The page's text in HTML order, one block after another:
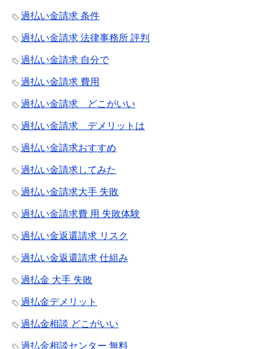
過払い金請求 条件
過払い金請求 法律事務所 評判
過払い金請求 自分で
過払い金請求 費用
過払い金請求 どこがいい
過払い金請求 デメリットは
過払い金請求おすすめ
過払い金請求してみた
過払い金請求大手 失敗
過払い金請求費 用 失敗体験
過払い金返還請求 リスク
過払い金返還請求 仕組み
過払金 大手 失敗
過払金デメリット
過払金相談 どこがいい
過払金相談センター 無料